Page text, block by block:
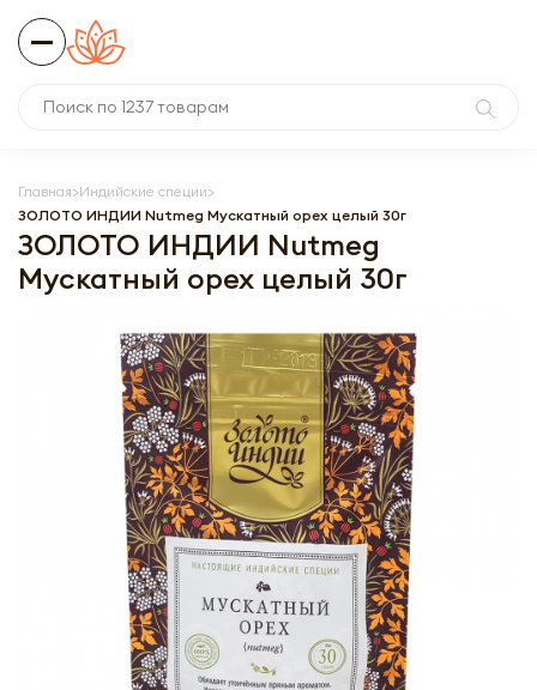
Главная Индийские специи
ЗОЛОТО ИНДИИ Nutmeg Мускатный орех целый 30г
ЗОЛОТО ИНДИИ Nutmeg
Мускатный орех целый 30г